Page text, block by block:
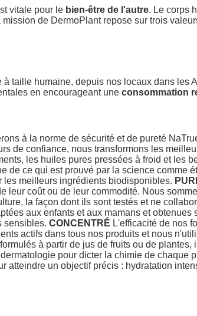
vitale pour le bien-être de l'autre. Le corps
de DermoPlant repose sur trois
taille humaine, depuis nos locaux dans les
en encourageant une consommation
à la norme de sécurité et de pureté
de confiance, nous transformons les
les huiles pures pressées à froid et les
de ce qui est prouvé par la science comme
les meilleurs ingrédients biodisponibles.
coût ou de leur commodité. Nous
la façon dont ils sont testés et ne
aux enfants et aux mamans et obtenues
sensibles. CONCENTRÉ L'efficacité de nos
actifs dans tous nos produits et nous
à partir de jus de fruits ou de plantes,
pour dicter la chimie de chaque
atteindre un objectif précis : hydratation